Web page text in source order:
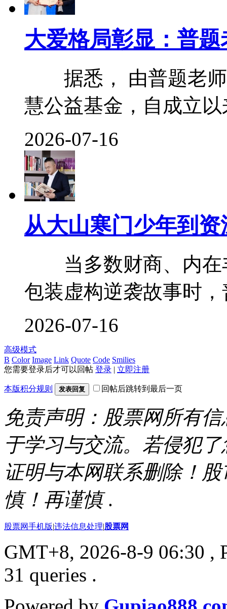
大爱格局彰显：普
据悉， 由普题老师
慧公益基金，自成立以
2026-07-16
从大山寒门少年到
当多数财商、内在
包装虚构逆袭故事时
2026-07-16
高级模式
B Color Image Link Quote Code Smilies
您需要登录后才可以回帖 登录 | 立即注册
本版积分规则 发表回复 回帖后跳转到最后一页
免责声明：股票网所有
于学习与交流。若侵犯
证明与本网联系删除！
慎！再谨慎 .
股票网手机版|违法信息处理|股票网
GMT+8, 2026-8-9 06:30 ,
31 queries .